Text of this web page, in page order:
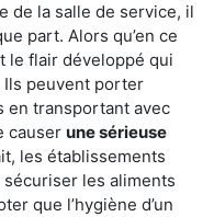
de la salle de service, il
part. Alors qu’en ce
le flair développé qui
peuvent porter
en transportant avec
causer une sérieuse
les établissements
les aliments
que l’hygiène d’un